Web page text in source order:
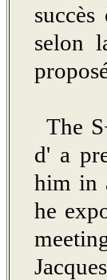
selon
The
d' a
him in
he